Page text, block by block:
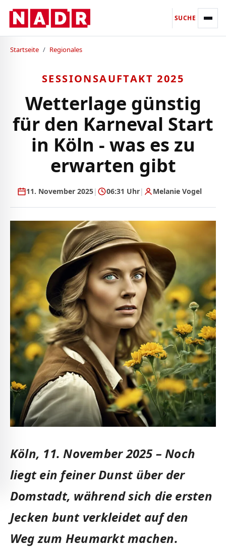
SUCHE
Startseite / Regionales
SESSIONSAUFTAKT 2025
Wetterlage günstig
für den Karneval Start
in Köln - was es zu
erwarten gibt
11. November 2025| 06:31 Uhr| Melanie Vogel
Köln, 11. November 2025 – Noch
liegt ein feiner Dunst über der
Domstadt, während sich die ersten
Jecken bunt verkleidet auf den
Weg zum Heumarkt machen.